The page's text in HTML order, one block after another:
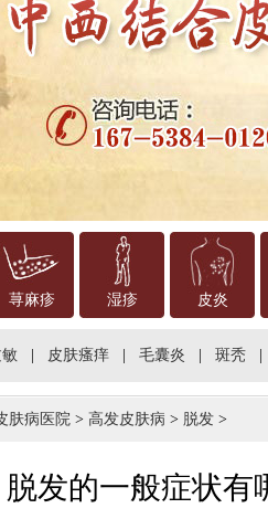
荨麻疹 湿疹 皮炎
皮肤瘙痒 毛囊炎 斑秃
肤病医院 > 高发皮肤病 > 脱发 >
脱发的一般症状有